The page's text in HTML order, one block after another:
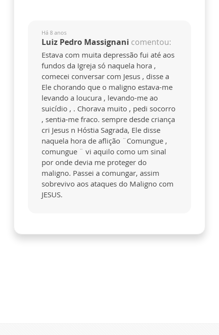
Há 8 anos
Luiz Pedro Massignani comentou:
Estava com muita depressão fui até aos
fundos da Igreja só naquela hora ,
comecei conversar com Jesus , disse a
Ele chorando que o maligno estava-me
levando a loucura , levando-me ao
suicídio , . Chorava muito , pedi socorro
, sentia-me fraco. sempre desde criança
cri Jesus n Hóstia Sagrada, Ele disse
naquela hora de aflição ¨Comungue ,
comungue ¨ vi aquilo como um sinal
por onde devia me proteger do
maligno. Passei a comungar, assim
sobrevivo aos ataques do Maligno com
JESUS.